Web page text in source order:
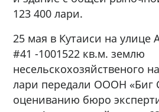
123 400 лари.
25 мая в Кутаиси на улице
#41 -1001522 кв.м. землю
несельскохозяйственого
лари передали ОООН «Биг
оцениванию бюро